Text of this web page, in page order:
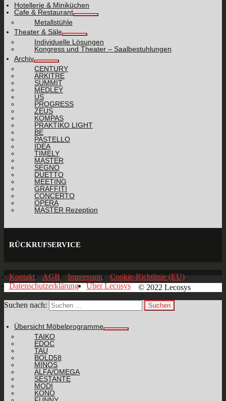
Hotellerie & Miniküchen
Cafe & Restaurant
Metallstühle
Theater & Säle
Individuelle Lösungen
Kongress und Theater – Saalbestuhlungen
Archiv
CENTURY
ARKITRE
SUMMIT
MEDLEY
US
PROGRESS
ZEUS
KOMPAS
PRAKTIKO LIGHT
BE
PASTELLO
IDEA
TIMELY
MASTER
SEGNO
DUETTO
MEETING
GRAFFITI
CONCERTO
OPERA
MASTER Rezeption
RÜCKRUFSERVICE
Kontakt AGB Impressum
Cookie-Richtlinie (EU)
Datenschutzerklärung
Über Lecosys © 2022 Lecosys
Suchen nach:
Übersicht Möbelprogramme
TAIKO
EDOC
TAU
BOLD58
MINOS
ALFA/OMEGA
SESTANTE
MODI
KONO